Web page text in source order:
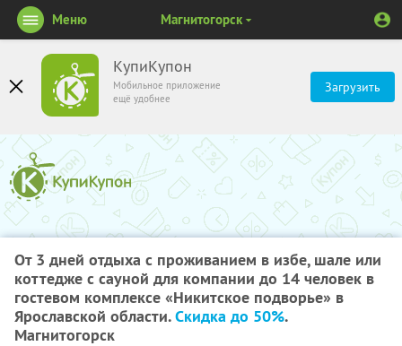
КупиКупон
Мобильное приложение
ещё удобнее
Загрузить
Меню Магнитогорск
От 3 дней отдыха с проживанием в избе, шале или
коттедже с сауной для компании до 14 человек в
гостевом комплексе «Никитское подворье» в
Ярославской области.Скидка до 50%.
Магнитогорск